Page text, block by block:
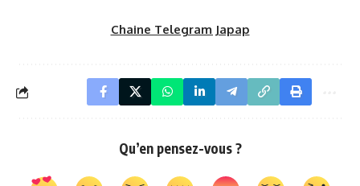
Chaine Telegram Japap
Qu’en pensez-vous ?